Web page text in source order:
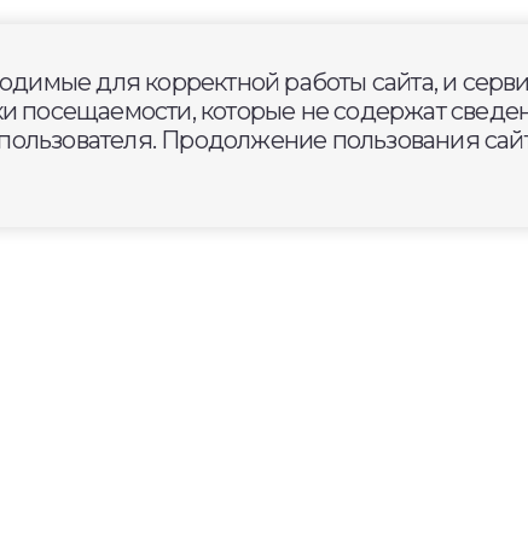
горка прокладывают
семей
для корректной работы сайта, и
посещаемости, которые не содержат
Продолжение пользования